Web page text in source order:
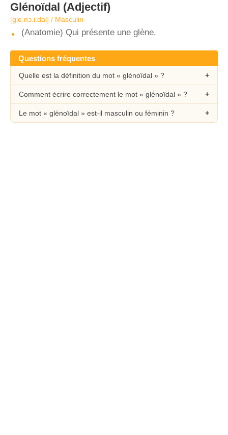
Glénoïdal (Adjectif)
[gle.nɔ.i.dal] / Masculin
(Anatomie) Qui présente une glène.
Questions fréquentes
Quelle est la définition du mot « glénoïdal » ?
Comment écrire correctement le mot « glénoïdal » ?
Le mot « glénoïdal » est-il masculin ou féminin ?